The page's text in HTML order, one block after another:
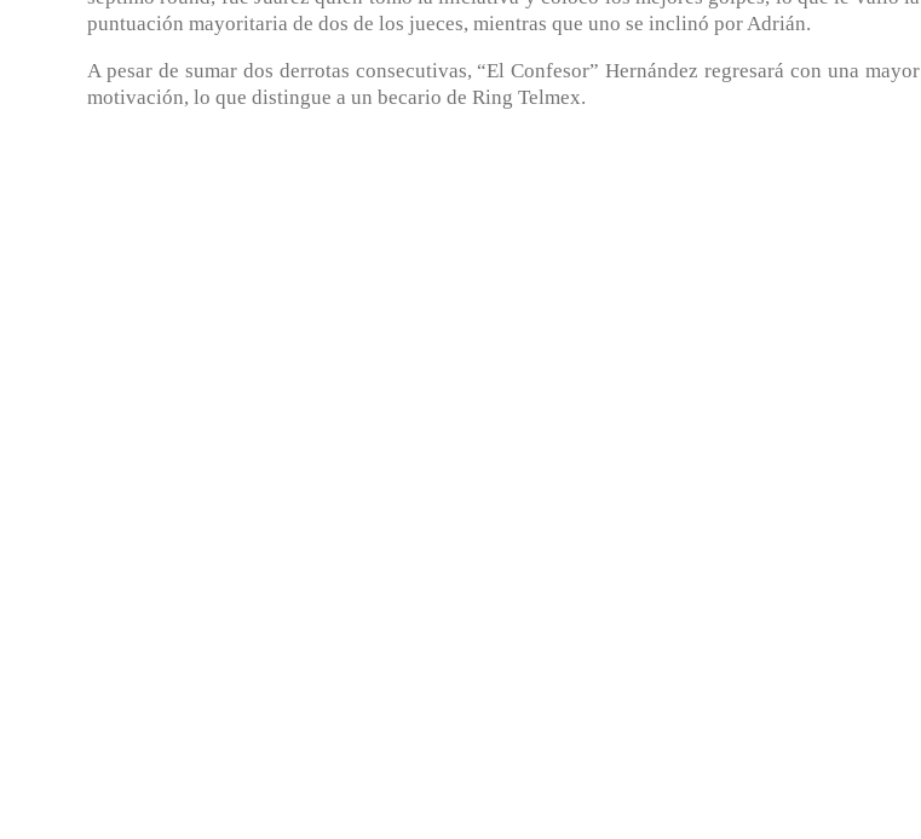
puntuación mayoritaria de dos de los jueces, mientras que uno se inclinó por Adrián.
A pesar de sumar dos derrotas consecutivas, “El Confesor” Hernández regresará con una mayor
motivación, lo que distingue a un becario de Ring Telmex.